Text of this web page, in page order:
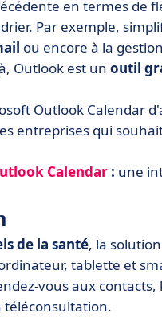
en termes de
Par exemple,
ou encore à la
Outlook est un outil
Outlook Calendar
entreprises qui
Calendar : une
de la santé, la
tablette et
vous aux
téléconsultation.